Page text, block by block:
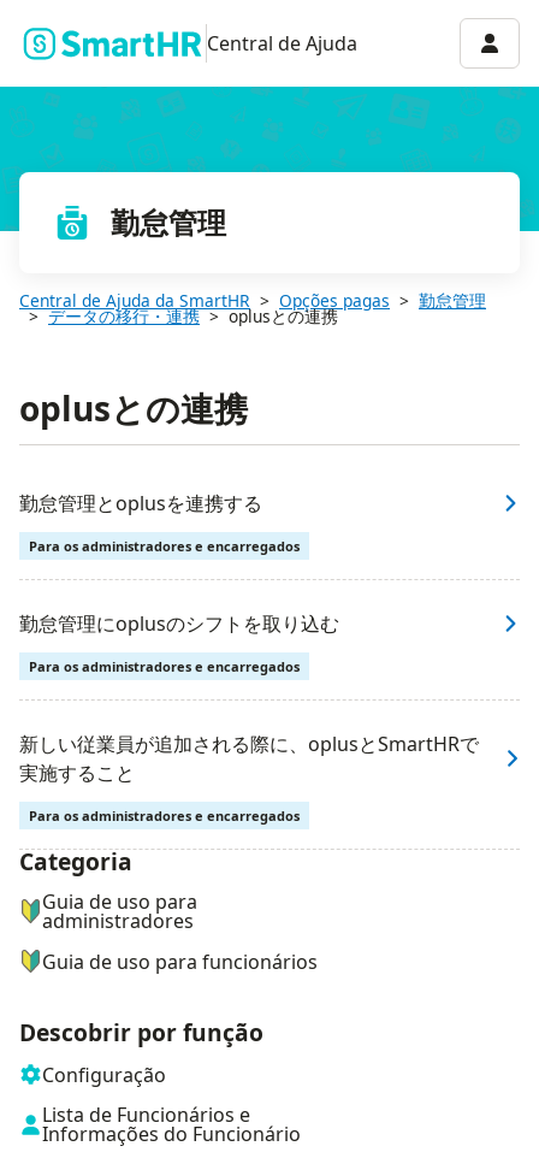
Central de Ajuda
勤怠管理
Central de Ajuda da SmartHR Opções pagas 勤怠管理
データの移行・連携 oplusとの連携
oplusとの連携
勤怠管理とoplusを連携する
Para os administradores e encarregados
勤怠管理にoplusのシフトを取り込む
Para os administradores e encarregados
新しい従業員が追加される際に、oplusとSmartHRで
実施すること
Para os administradores e encarregados
ナビゲーションメニュー
Categoria
Guia de uso para
administradores
Guia de uso para funcionários
Descobrir por função
Configuração
Lista de Funcionários e
Informações do Funcionário